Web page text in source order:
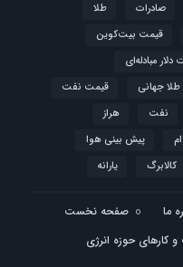
صادرات
طلا
قیمت بیت‌کوین
مبادله‌ای
جهانی
قیمت نفت
نفت
هراز
پیش بینی هوا
کالابرگ یارانه
ما
صفحه نخست
کارهای حوزه انرژی